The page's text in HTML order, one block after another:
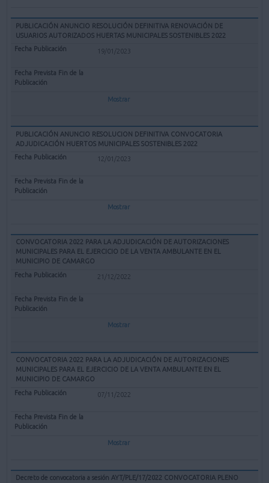
PUBLICACIÓN ANUNCIO RESOLUCIÓN DEFINITIVA RENOVACIÓN DE
USUARIOS AUTORIZADOS HUERTAS MUNICIPALES SOSTENIBLES 2022
19/01/2023
Mostrar
PUBLICACIÓN ANUNCIO RESOLUCION DEFINITIVA CONVOCATORIA
ADJUDICACIÓN HUERTOS MUNICIPALES SOSTENIBLES 2022
12/01/2023
Mostrar
CONVOCATORIA 2022 PARA LA ADJUDICACIÓN DE AUTORIZACIONES
MUNICIPALES PARA EL EJERCICIO DE LA VENTA AMBULANTE EN EL
MUNICIPIO DE CAMARGO
21/12/2022
Mostrar
CONVOCATORIA 2022 PARA LA ADJUDICACIÓN DE AUTORIZACIONES
MUNICIPALES PARA EL EJERCICIO DE LA VENTA AMBULANTE EN EL
MUNICIPIO DE CAMARGO
07/11/2022
Mostrar
Decreto de convocatoria a sesión AYT/PLE/17/2022 CONVOCATORIA PLENO